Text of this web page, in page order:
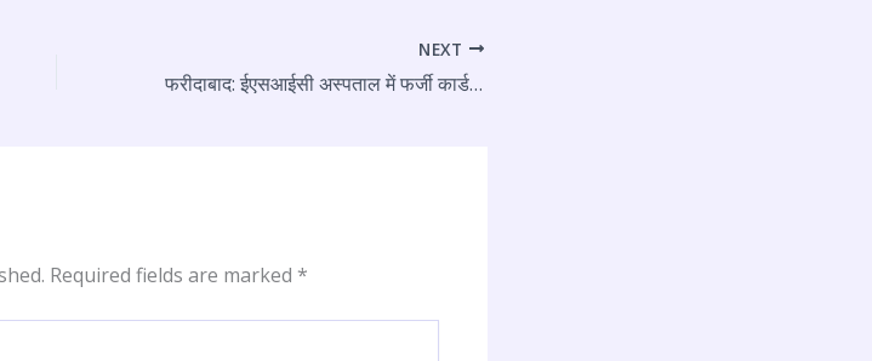
NEXT
फरीदाबाद: ईएसआईसी अस्पताल में फर्जी कार्ड से इलाज का बड़ा खुलासा, पुलिस में FIR दर्ज
Required fields are marked *